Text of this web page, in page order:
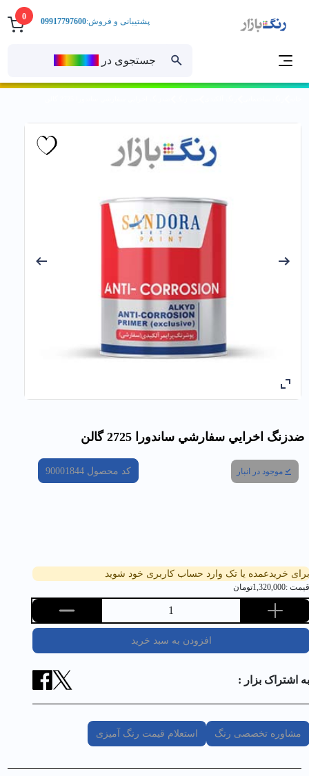
0
جستجوی در
پشتیبانی و فروش:09917797600
ضدزنگ اخرايي سفارشي ساندورا 2725 گالن
موجود در انبار کد محصول 90001844
برای خریدعمده یا تک وارد حساب کاربری خود شوید
قیمت :1,320,000تومان
1
افزودن به سبد خرید
به اشتراک بزار :
مشاوره تخصصی رنگ استعلام قیمت رنگ آمیزی